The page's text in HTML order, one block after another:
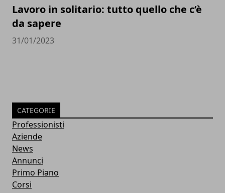
Lavoro in solitario: tutto quello che c’è
da sapere
31/01/2023
CATEGORIE
Professionisti
Aziende
News
Annunci
Primo Piano
Corsi